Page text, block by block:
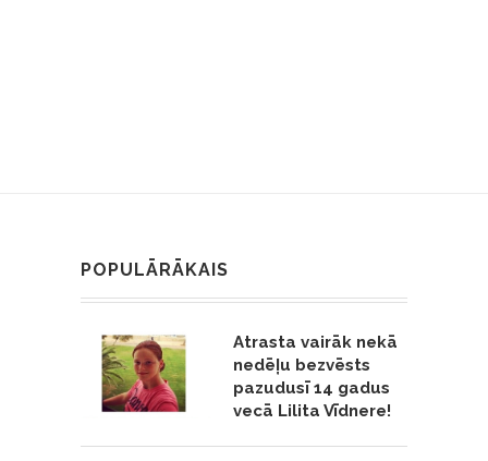
POPULĀRĀKAIS
Atrasta vairāk nekā
nedēļu bezvēsts
pazudusī 14 gadus
vecā Lilita Vīdnere!